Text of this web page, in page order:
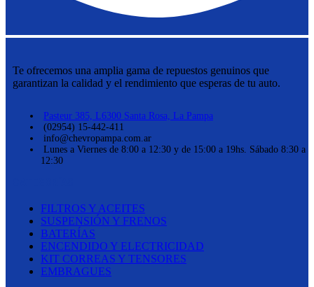
Te ofrecemos una amplia gama de repuestos genuinos que
garantizan la calidad y el rendimiento que esperas de tu auto.
Pasteur 385, L6300 Santa Rosa, La Pampa
(02954) 15-442-411
info@chevropampa.com.ar
Lunes a Viernes de 8:00 a 12:30 y de 15:00 a 19hs. Sábado 8:30 a
12:30
FILTROS Y ACEITES
SUSPENSIÓN Y FRENOS
BATERÍAS
ENCENDIDO Y ELECTRICIDAD
KIT CORREAS Y TENSORES
EMBRAGUES